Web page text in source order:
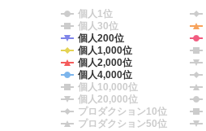
個人1位
個人30位
個人200位
個人1,000位
個人2,000位
個人4,000位
個人10,000位
個人20,000位
プロダクション10位
プロダクション50位